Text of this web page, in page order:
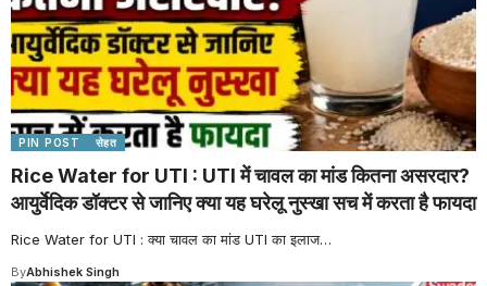
PIN POST सेहत
Rice Water for UTI : UTI में चावल का मांड कितना असरदार?
आयुर्वेदिक डॉक्टर से जानिए क्या यह घरेलू नुस्खा सच में करता है फायदा
Rice Water for UTI : क्या चावल का मांड UTI का इलाज…
ByAbhishek Singh